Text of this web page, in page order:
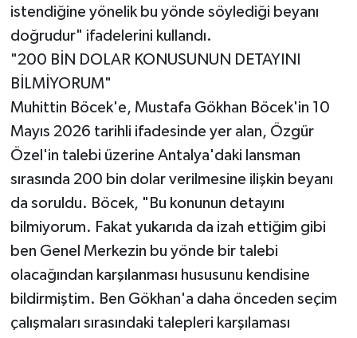
istendiğine yönelik bu yönde söylediği beyanı
doğrudur" ifadelerini kullandı.
"200 BİN DOLAR KONUSUNUN DETAYINI
BİLMİYORUM"
Muhittin Böcek'e, Mustafa Gökhan Böcek'in 10
Mayıs 2026 tarihli ifadesinde yer alan, Özgür
Özel'in talebi üzerine Antalya'daki lansman
sırasında 200 bin dolar verilmesine ilişkin beyanı
da soruldu. Böcek, "Bu konunun detayını
bilmiyorum. Fakat yukarıda da izah ettiğim gibi
ben Genel Merkezin bu yönde bir talebi
olacağından karşılanması hususunu kendisine
bildirmiştim. Ben Gökhan'a daha önceden seçim
çalışmaları sırasındaki talepleri karşılaması